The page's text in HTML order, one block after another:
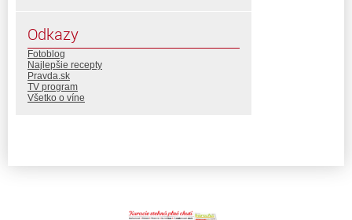
Odkazy
Fotoblog
Najlepšie recepty
Pravda.sk
TV program
Všetko o víne